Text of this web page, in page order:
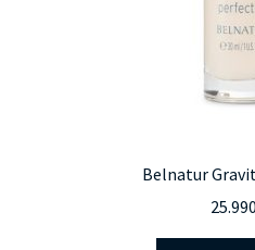
Belnatur
25.990